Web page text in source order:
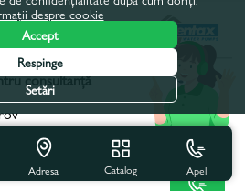
consultanță
Adresa Catalog Apel
despre cookie
Accept
Respinge
Setări